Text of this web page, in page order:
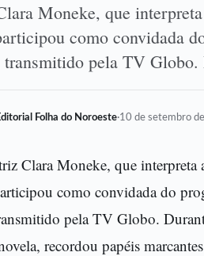
Moneke, que
como convidada
transmitido pela TV
Folha do Noroeste·10 de setembro
Clara Moneke, que
como convidada do
pela TV Globo.
recordou papéis